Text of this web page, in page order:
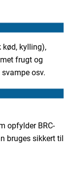
kød, kylling),
frugt og
osv.
opfylder BRC-
bruges sikkert til